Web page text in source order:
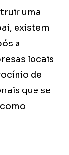
uma
existem
a
locais
de
que se